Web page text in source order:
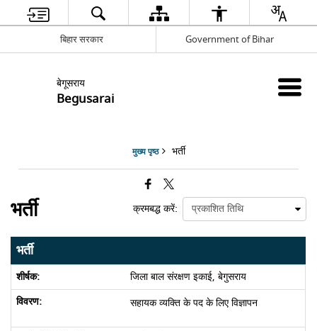
बिहार सरकार Government of Bihar
बेगूसराय
Begusarai
मुख्य पृष्ठ भर्ती
भर्ती क्रमबद्ध करें:
भर्ती
जिला बाल संरक्षण इकाई, बेगुसराय
सहायक व्यक्ति के पद के लिए विज्ञापन